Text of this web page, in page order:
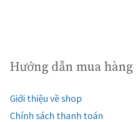
Hướng dẫn mua hàng
Giới thiệu về shop
Chính sách thanh toán